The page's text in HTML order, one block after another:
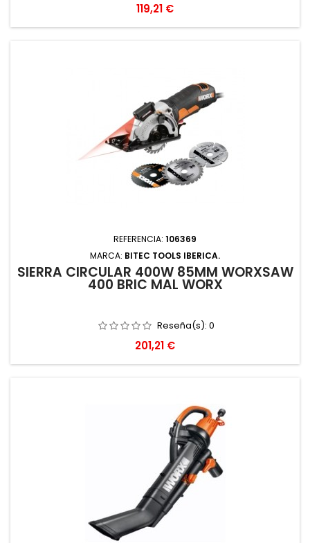
Precio
119,21 €
REFERENCIA: 106369
MARCA: BITEC TOOLS IBERICA.
SIERRA CIRCULAR 400W 85MM WORXSAW
400 BRIC MAL WORX
Reseña(s): 0
Precio
201,21 €